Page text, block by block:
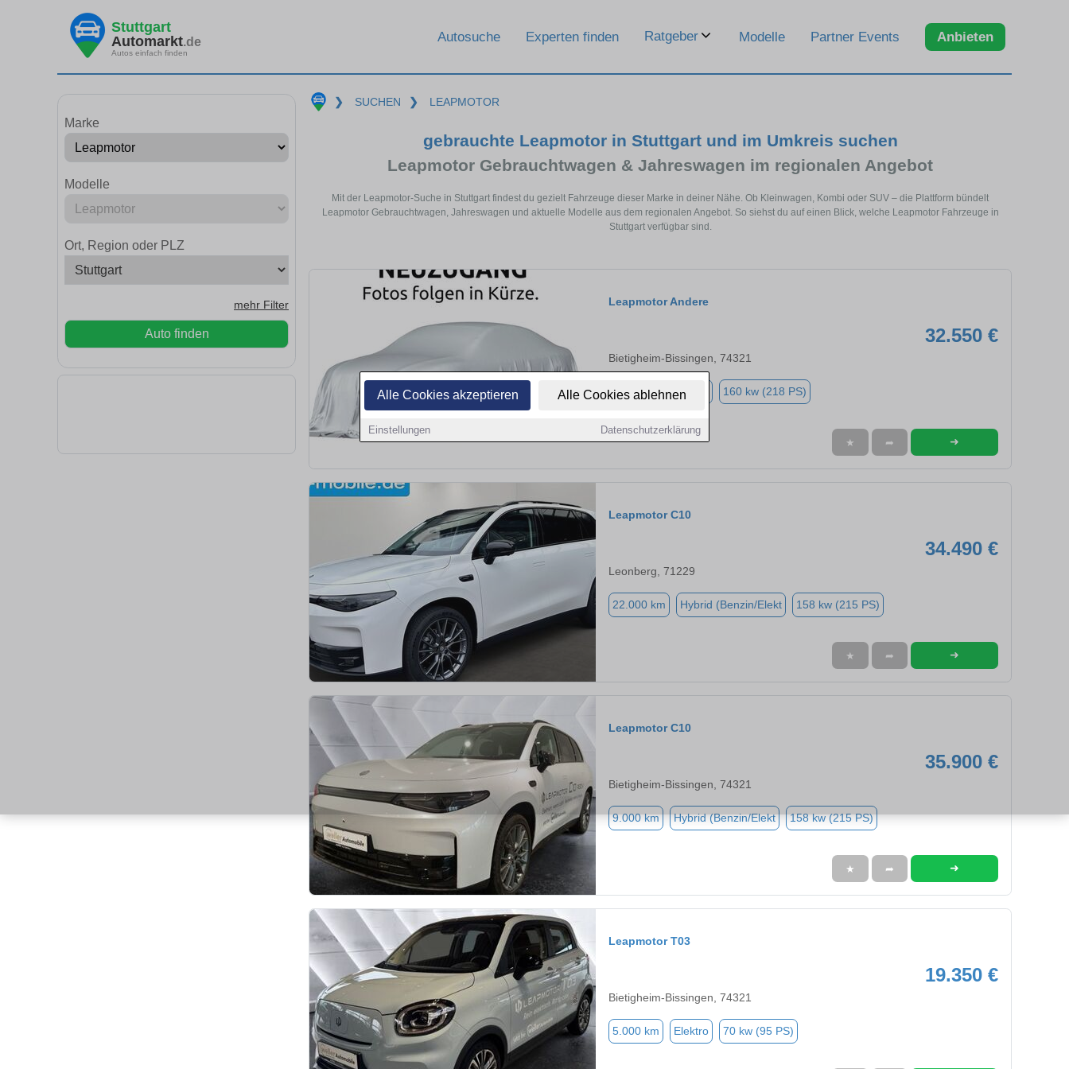
Alle Cookies akzeptieren Alle Cookies ablehnen
Einstellungen Datenschutzerklärung
Stuttgart
Automarkt.de
Autos einfach finden
Autosuche Experten finden Ratgeber Modelle Partner Events Anbieten
Marke
Modelle
Ort, Region oder PLZ
mehr Filter
Auto finden
❯ SUCHEN ❯ LEAPMOTOR
gebrauchte Leapmotor in Stuttgart und im Umkreis suchen
Leapmotor Gebrauchtwagen & Jahreswagen im regionalen Angebot
Mit der Leapmotor-Suche in Stuttgart findest du gezielt Fahrzeuge dieser Marke in deiner Nähe. Ob Kleinwagen, Kombi oder SUV – die Plattform bündelt
Leapmotor Gebrauchtwagen, Jahreswagen und aktuelle Modelle aus dem regionalen Angebot. So siehst du auf einen Blick, welche Leapmotor Fahrzeuge in
Stuttgart verfügbar sind.
Leapmotor Andere
32.550 €
Bietigheim-Bissingen, 74321
2.500 km Elektro 160 kw (218 PS)
★ ➦ ➜
Leapmotor C10
34.490 €
Leonberg, 71229
22.000 km Hybrid (Benzin/Elekt 158 kw (215 PS)
★ ➦ ➜
Leapmotor C10
35.900 €
Bietigheim-Bissingen, 74321
9.000 km Hybrid (Benzin/Elekt 158 kw (215 PS)
★ ➦ ➜
Leapmotor T03
19.350 €
Bietigheim-Bissingen, 74321
5.000 km Elektro 70 kw (95 PS)